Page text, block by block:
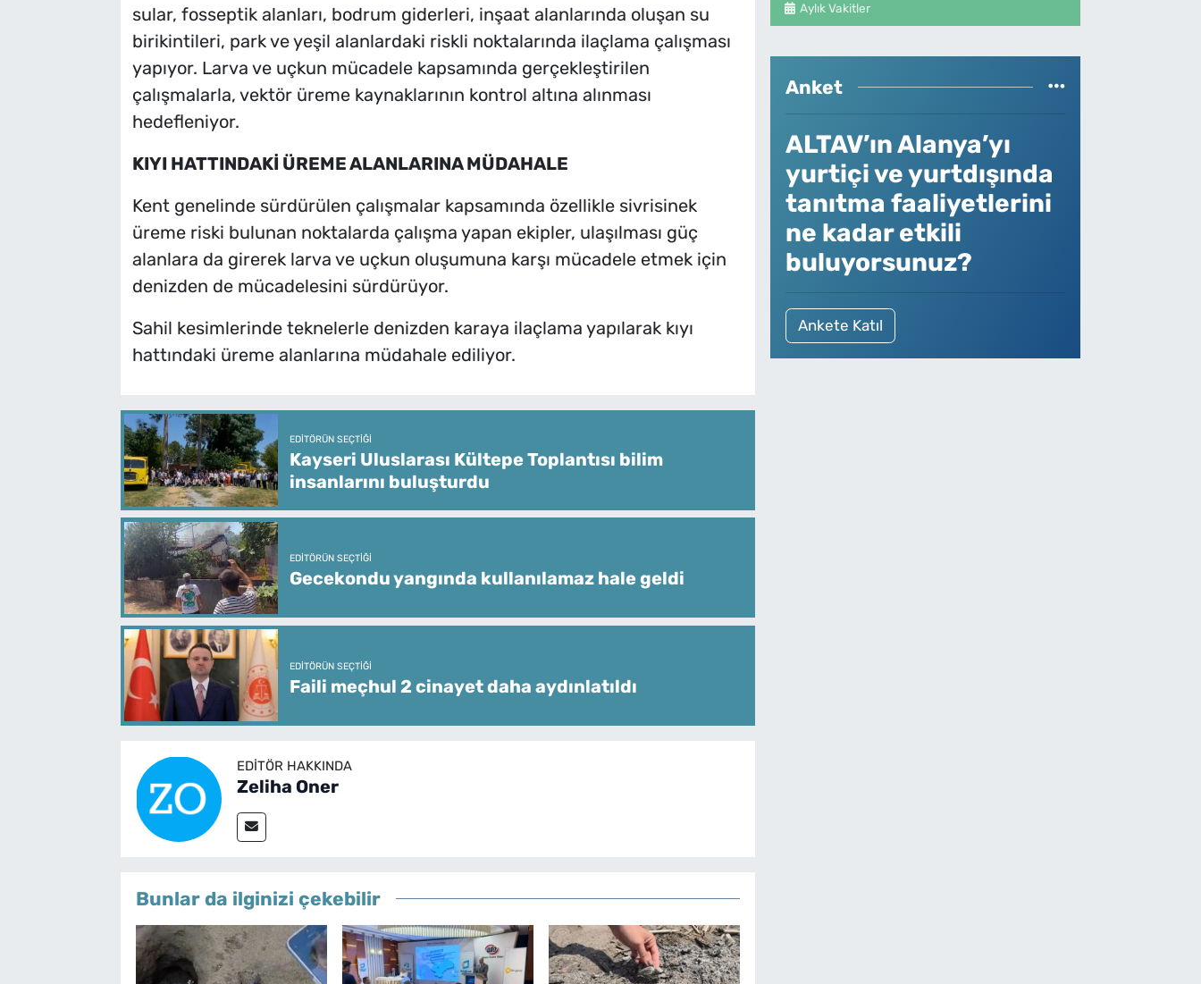
sular, fosseptik alanları, bodrum giderleri, inşaat alanlarında oluşan su
birikintileri, park ve yeşil alanlardaki riskli noktalarında ilaçlama çalışması
yapıyor. Larva ve uçkun mücadele kapsamında gerçekleştirilen
çalışmalarla, vektör üreme kaynaklarının kontrol altına alınması
hedefleniyor.
KIYI HATTINDAKİ ÜREME ALANLARINA MÜDAHALE
Kent genelinde sürdürülen çalışmalar kapsamında özellikle sivrisinek
üreme riski bulunan noktalarda çalışma yapan ekipler, ulaşılması güç
alanlara da girerek larva ve uçkun oluşumuna karşı mücadele etmek için
denizden de mücadelesini sürdürüyor.
Sahil kesimlerinde teknelerle denizden karaya ilaçlama yapılarak kıyı
hattındaki üreme alanlarına müdahale ediliyor.
EDITÖRÜN SEÇTIĞI
Kayseri Uluslarası Kültepe Toplantısı bilim
insanlarını buluşturdu
EDITÖRÜN SEÇTIĞI
Gecekondu yangında kullanılamaz hale geldi
EDITÖRÜN SEÇTIĞI
Faili meçhul 2 cinayet daha aydınlatıldı
EDITÖR HAKKINDA
Zeliha Oner
Bunlar da ilginizi çekebilir
Aylık Vakitler
Anket
ALTAV’ın Alanya’yı
yurtiçi ve yurtdışında
tanıtma faaliyetlerini
ne kadar etkili
buluyorsunuz?
Ankete Katıl